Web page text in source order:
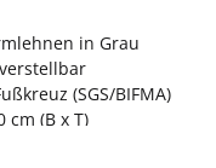
in Grau
(SGS/BIFMA)
cm (B x T)